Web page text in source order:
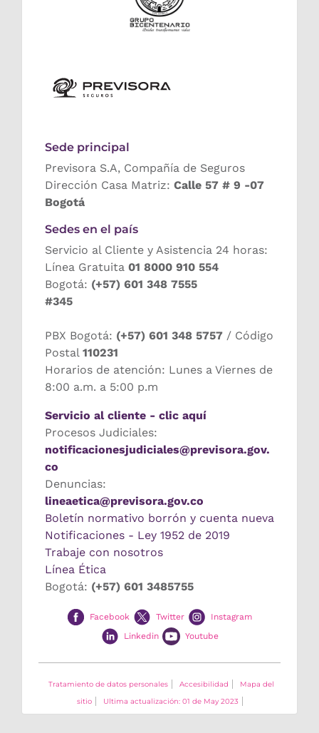
Sede principal
Previsora S.A, Compañía de Seguros
Dirección Casa Matriz: Calle 57 # 9 -07
Bogotá
Sedes en el país
Servicio al Cliente y Asistencia 24 horas:
Línea Gratuita 01 8000 910 554
Bogotá: (+57) 601 348 7555
#345
PBX Bogotá: (+57) 601 348 5757 / Código
Postal 110231
Horarios de atención: Lunes a Viernes de
8:00 a.m. a 5:00 p.m
Servicio al cliente - clic aquí
Procesos Judiciales:
notificacionesjudiciales@previsora.gov.
co
Denuncias:
lineaetica@previsora.gov.co
Boletín normativo borrón y cuenta nueva
Notificaciones - Ley 1952 de 2019
Trabaje con nosotros
Línea Ética
Bogotá: (+57) 601 3485755
Facebook Twitter
Instagram
Linkedin
Youtube
Tratamiento de datos personales Accesibilidad
Mapa del
sitio
Ultima actualización: 01 de May 2023